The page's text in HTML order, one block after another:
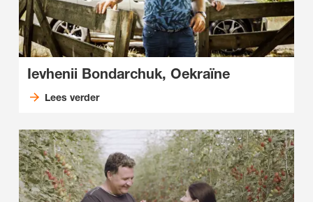
Ievhenii Bondarchuk, Oekraïne
Lees verder